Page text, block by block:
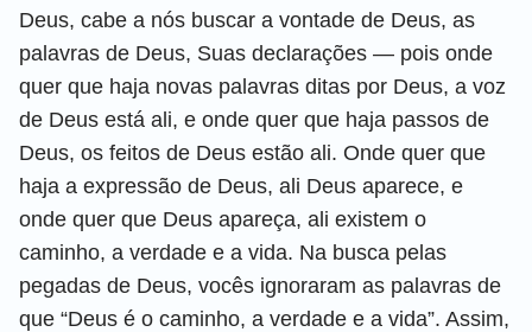
Deus, cabe a nós buscar a vontade de Deus, as
palavras de Deus, Suas declarações — pois onde
quer que haja novas palavras ditas por Deus, a voz
de Deus está ali, e onde quer que haja passos de
Deus, os feitos de Deus estão ali. Onde quer que
haja a expressão de Deus, ali Deus aparece, e
onde quer que Deus apareça, ali existem o
caminho, a verdade e a vida. Na busca pelas
pegadas de Deus, vocês ignoraram as palavras de
que “Deus é o caminho, a verdade e a vida”. Assim,